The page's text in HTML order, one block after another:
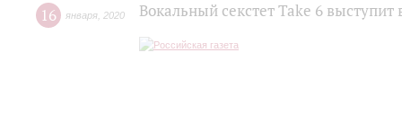
16 января 2020 Вокальный секстет Take 6 выступит